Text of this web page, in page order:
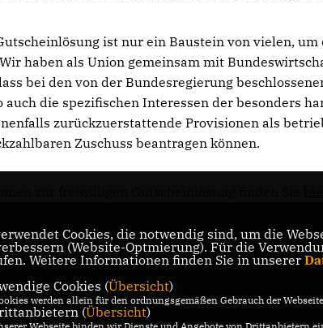
ist nur ein Baustein von vielen, um
haben als Union gemeinsam mit
bei den von der Bundesregierung
die spezifischen Interessen der besonders
zurückzuerstattende Provisionen als
Zuschuss beantragen können.
Willkommen auf der Internetseite der
Tempelhof-Schöneberg!
DATENSCHUTZ
Cookies, die notwendig sind, um die
(Website-Optmierung). Für die
Weitere Informationen finden Sie in unserer
Cookies (Übersicht)
werden allein für den ordnungsgemäßen Gebrauch der
(Übersicht)